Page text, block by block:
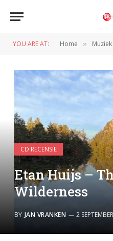
YOU ARE AT: Home » Muziek
CD RECENSIE
Etan Huijs –
Wilderness
BY JAN VRANKEN 2